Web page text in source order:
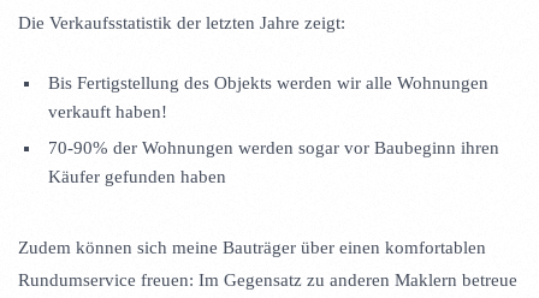
Die Verkaufsstatistik der letzten Jahre zeigt:
Bis Fertigstellung des Objekts werden wir alle Wohnungen
verkauft haben!
70-90% der Wohnungen werden sogar vor Baubeginn ihren
Käufer gefunden haben
Zudem können sich meine Bauträger über einen komfortablen
Rundumservice freuen: Im Gegensatz zu anderen Maklern betreue